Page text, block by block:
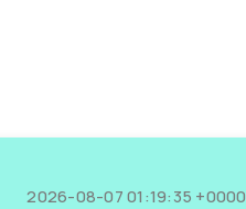
2026-08-07 01:19:35 +0000